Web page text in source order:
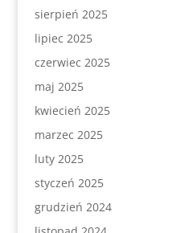
sierpień 2025
lipiec 2025
czerwiec 2025
maj 2025
kwiecień 2025
marzec 2025
luty 2025
styczeń 2025
grudzień 2024